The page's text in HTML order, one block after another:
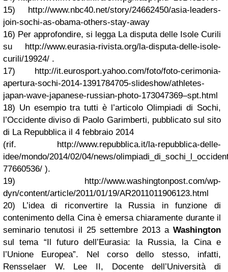
15) http://www.nbc40.net/story/24662450/asia-leaders-
join-sochi-as-obama-others-stay-away
16) Per approfondire, si legga La disputa delle Isole Curili
su http://www.eurasia-rivista.org/la-disputa-delle-isole-
curili/19924/ .
17) http://it.eurosport.yahoo.com/foto/foto-cerimonia-
apertura-sochi-2014-1391784705-slideshow/athletes-
japan-wave-japanese-russian-photo-173047369–spt.html
18) Un esempio tra tutti è l’articolo Olimpiadi di Sochi,
l’Occidente diviso di Paolo Garimberti, pubblicato sul sito
di La Repubblica il 4 febbraio 2014
(rif. http://www.repubblica.it/la-repubblica-delle-
idee/mondo/2014/02/04/news/
77660536/ ).
19) http://www.washingtonpost.com/wp-
dyn/content/article/2011/01/19/AR2011011906123.html
20) L’idea di riconvertire la Russia in funzione di
contenimento della Cina è emersa chiaramente durante il
seminario tenutosi il 25 settembre 2013 a Washington
sul tema “Il futuro dell’Eurasia: la Russia, la Cina e
l’Unione Europea”. Nel corso dello stesso, infatti,
Rensselaer W. Lee II, Docente dell’Università di